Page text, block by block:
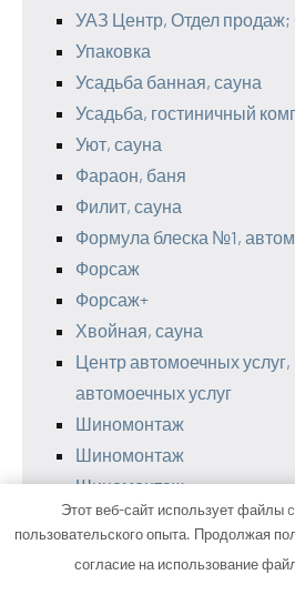
УАЗ Центр, Отдел
Упаковка
Усадьба банная, сауна
Усадьба, гостиничный
Уют, сауна
Фараон, баня
Филит, сауна
Формула блеска №1,
Форсаж
Форсаж+
Хвойная, сауна
Центр автомоечных
автомоечных услуг
Шиномонтаж
Шиномонтаж
Шиномонтаж
Штутгарт
Этот веб-сайт использует файлы
пользовательского опыта. Продолжая
согласие на использование